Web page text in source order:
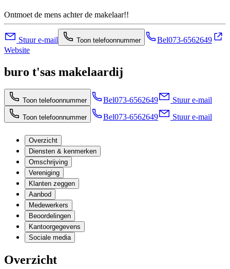
Ontmoet de mens achter de makelaar!!
Stuur e-mail Toon telefoonnummer Bel073-6562649
Website
buro t'sas makelaardij
Toon telefoonnummer Bel073-6562649 Stuur e-mail
Toon telefoonnummer Bel073-6562649 Stuur e-mail
Overzicht
Diensten & kenmerken
Omschrijving
Vereniging
Klanten zeggen
Aanbod
Medewerkers
Beoordelingen
Kantoorgegevens
Sociale media
Overzicht